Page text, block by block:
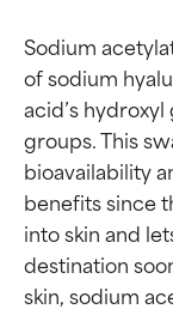
Sodium
of sodium
acid’s
groups. This
bioavailability
benefits since
into skin and
destination
skin, sodium